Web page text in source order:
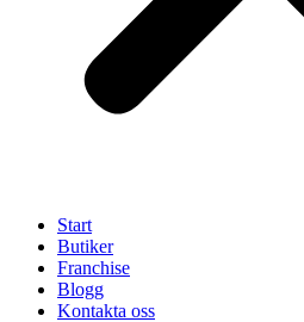
Start
Butiker
Franchise
Blogg
Kontakta oss